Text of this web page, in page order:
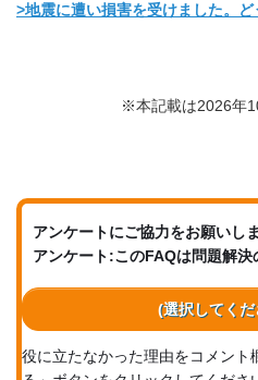
>地震に遭い損害を受けました。ど
※本記載は2026年
アンケートにご協力をお願いしま
アンケート:このFAQは問題解
(選択してく
役に立たなかった理由をコメント